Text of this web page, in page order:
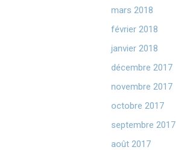
mars 2018
février 2018
janvier 2018
décembre 2017
novembre 2017
octobre 2017
septembre 2017
août 2017